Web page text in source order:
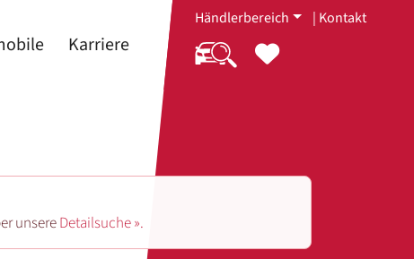
Karriere
Händlerbereich | Kontakt
unsereDetailsuche ».